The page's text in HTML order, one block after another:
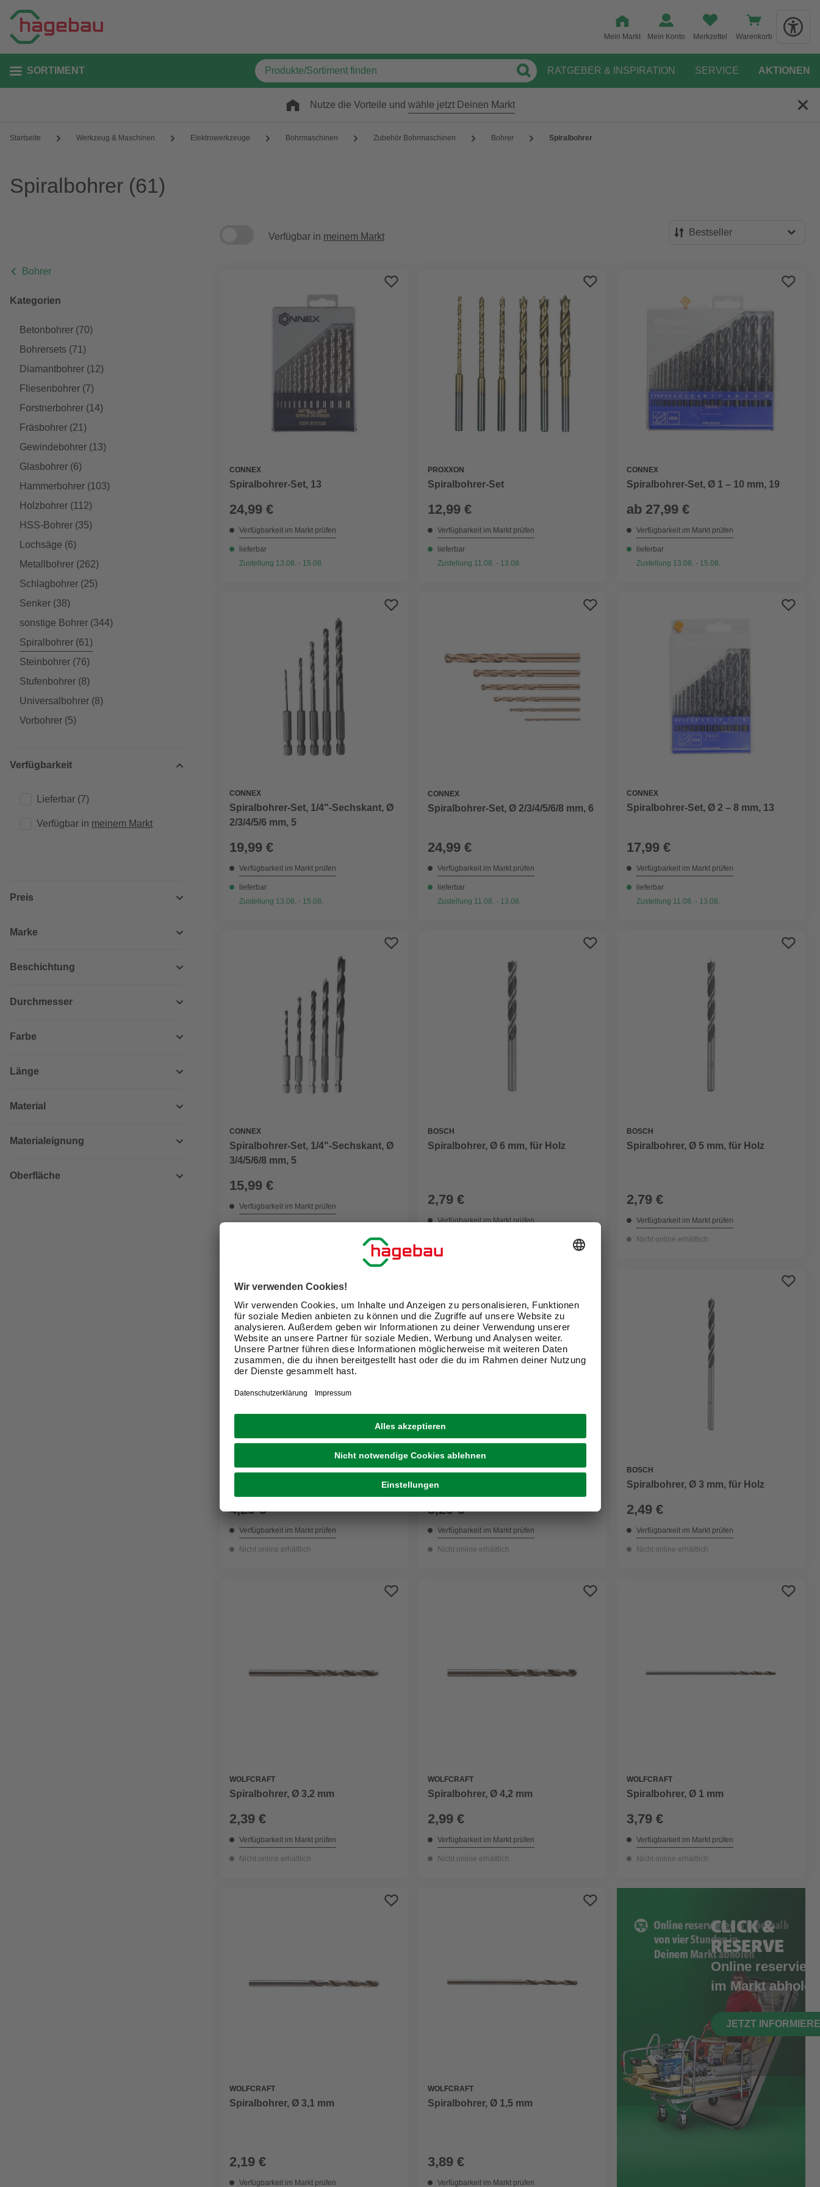
Mein Markt Mein Konto Merkzettel Warenkorb
SORTIMENT RATGEBER & INSPIRATION SERVICE AKTIONEN
Nutze die Vorteile und wähle jetzt Deinen Markt
Startseite Werkzeug & Maschinen Elektrowerkzeuge Bohrmaschinen Zubehör Bohrmaschinen Bohrer Spiralbohrer
Spiralbohrer (61)
Bohrer
Kategorien
Betonbohrer (70)
Bohrersets (71)
Diamantbohrer (12)
Fliesenbohrer (7)
Forstnerbohrer (14)
Fräsbohrer (21)
Gewindebohrer (13)
Glasbohrer (6)
Hammerbohrer (103)
Holzbohrer (112)
HSS-Bohrer (35)
Lochsäge (6)
Metallbohrer (262)
Schlagbohrer (25)
Senker (38)
sonstige Bohrer (344)
Spiralbohrer (61)
Steinbohrer (76)
Stufenbohrer (8)
Universalbohrer (8)
Vorbohrer (5)
Verfügbarkeit
Lieferbar (7)
Verfügbar in meinem Markt
Preis
Marke
Beschichtung
Durchmesser
Farbe
Länge
Material
Materialeignung
Oberfläche
Verfügbar in meinem Markt Bestseller
Bewertung
CONNEX
Spiralbohrer-Set, 13
24,99 €
Verfügbarkeit im Markt prüfen
lieferbar
Zustellung 13.08. - 15.08.
PROXXON
Spiralbohrer-Set
12,99 €
Verfügbarkeit im Markt prüfen
lieferbar
Zustellung 11.08. - 13.08.
CONNEX
Spiralbohrer-Set, Ø 1 – 10 mm, 19
ab 27,99 €
Verfügbarkeit im Markt prüfen
lieferbar
Zustellung 13.08. - 15.08.
CONNEX
Spiralbohrer-Set, 1/4"-Sechskant, Ø
2/3/4/5/6 mm, 5
19,99 €
Verfügbarkeit im Markt prüfen
lieferbar
Zustellung 13.08. - 15.08.
CONNEX
Spiralbohrer-Set, Ø 2/3/4/5/6/8 mm, 6
24,99 €
Verfügbarkeit im Markt prüfen
lieferbar
Zustellung 11.08. - 13.08.
CONNEX
Spiralbohrer-Set, Ø 2 – 8 mm, 13
17,99 €
Verfügbarkeit im Markt prüfen
lieferbar
Zustellung 11.08. - 13.08.
CONNEX
Spiralbohrer-Set, 1/4"-Sechskant, Ø
3/4/5/6/8 mm, 5
15,99 €
Verfügbarkeit im Markt prüfen
BOSCH
Spiralbohrer, Ø 6 mm, für Holz
2,79 €
Verfügbarkeit im Markt prüfen
BOSCH
Spiralbohrer, Ø 5 mm, für Holz
2,79 €
Verfügbarkeit im Markt prüfen
Nicht online erhältlich
BOSCH
4,29 €
Verfügbarkeit im Markt prüfen
Nicht online erhältlich
BOSCH
Spiralbohrer, Ø 8 mm, für Holz
3,29 €
Verfügbarkeit im Markt prüfen
Nicht online erhältlich
BOSCH
Spiralbohrer, Ø 3 mm, für Holz
2,49 €
Verfügbarkeit im Markt prüfen
Nicht online erhältlich
WOLFCRAFT
Spiralbohrer, Ø 3,2 mm
2,39 €
Verfügbarkeit im Markt prüfen
Nicht online erhältlich
WOLFCRAFT
Spiralbohrer, Ø 4,2 mm
2,99 €
Verfügbarkeit im Markt prüfen
Nicht online erhältlich
WOLFCRAFT
Spiralbohrer, Ø 1 mm
3,79 €
Verfügbarkeit im Markt prüfen
Nicht online erhältlich
WOLFCRAFT
Spiralbohrer, Ø 3,1 mm
2,19 €
Verfügbarkeit im Markt prüfen
WOLFCRAFT
Spiralbohrer, Ø 1,5 mm
3,89 €
Verfügbarkeit im Markt prüfen
CLICK &
RESERVE
Online
im Markt abholen
JETZT